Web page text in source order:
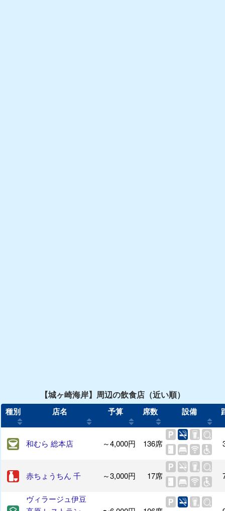
【城ヶ崎海岸】周辺の飲食店（近い順）
種別 店名 予算 席数 設備
和むら 総本店 ～4,000円 136席
赤ちょうちん 千 ～3,000円 17席
ヴィラージュ伊豆